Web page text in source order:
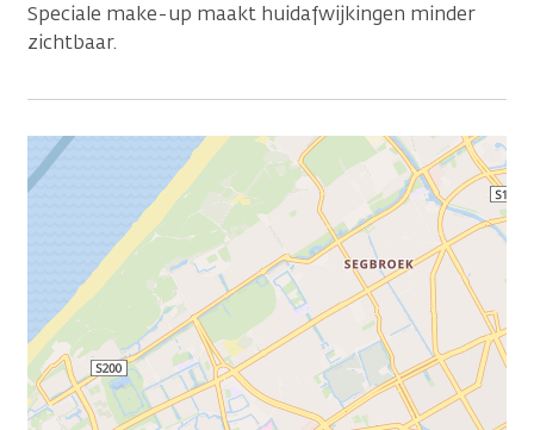
Speciale make-up maakt huidafwijkingen minder
zichtbaar.